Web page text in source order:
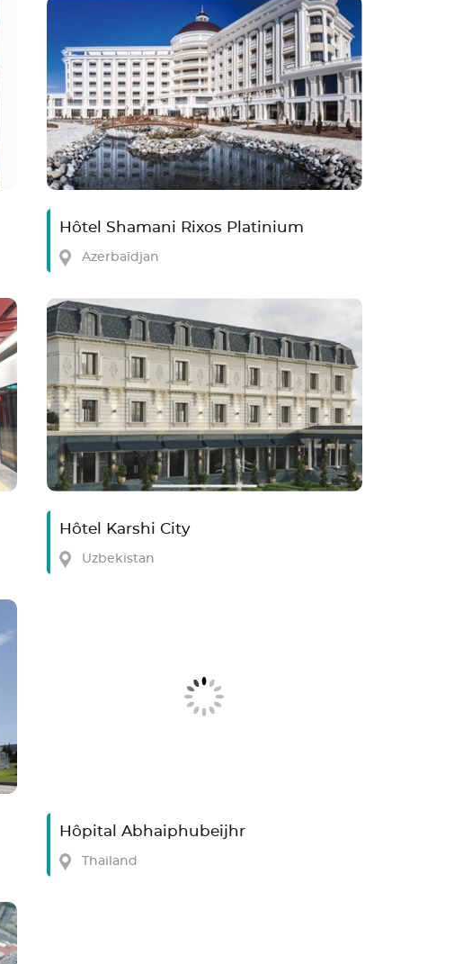
Hôtel Shamani Rixos Platinium
Azerbaïdjan
Hôtel Karshi City
Uzbekistan
Hôpital Abhaiphubeijhr
Thailand